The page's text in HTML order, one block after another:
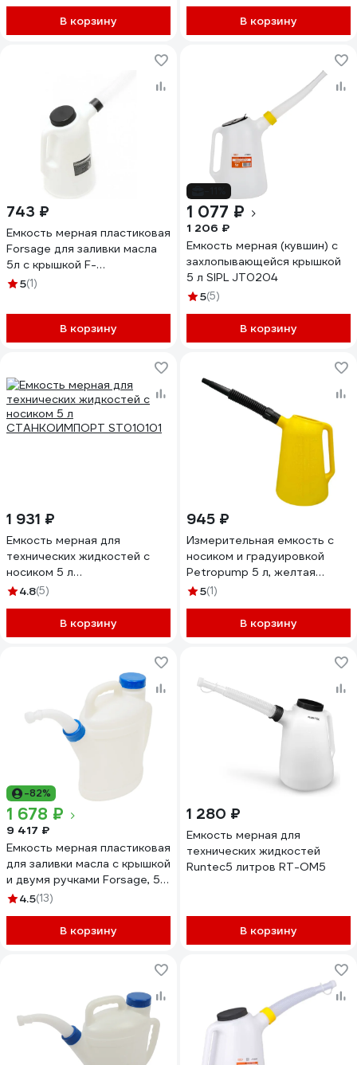
В корзину В корзину
743 ₽
Емкость мерная пластиковая
Forsage для заливки масла
5л с крышкой F-
887C005(19281)
5(1)
В корзину
1 077 ₽
1 206 ₽
Емкость мерная (кувшин) с
захлопывающейся крышкой
5 л SIPL JT0204
5(5)
В корзину
1 931 ₽
Емкость мерная для
технических жидкостей с
носиком 5 л
СТАНКОИМПОРТ ST010101
4.8(5)
В корзину
945 ₽
Измерительная емкость с
носиком и градуировкой
Petropump 5 л, желтая
PP470005YL
5(1)
В корзину
-82%
1 678 ₽
9 417 ₽
Емкость мерная пластиковая
для заливки масла с крышкой
и двумя ручками Forsage, 5л
F-887C005B 50142 F-
4.5(13)
В корзину
1 280 ₽
Емкость мерная для
технических жидкостей
Runtec5 литров RT-OM5
В корзину